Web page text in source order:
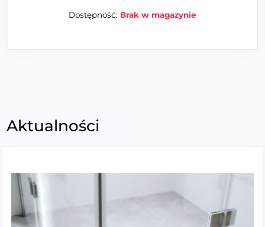
Dostępność: Brak w magazynie
Aktualności